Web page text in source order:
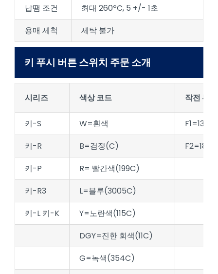
납땜 조건
최대 260ºC, 5 +/- 1초
용매 세척
세탁 불가
키 푸시 버튼 스위치 주문 소개
시리즈 색상 코드 작전 부대
키-S W=흰색
F1=130
키-R
B=검정(C)
F2=180
키-P
R= 빨간색(199C)
키-R3
L=블루(3005C)
키-L 키-K
Y=노란색(115C)
DGY=진한 회색(11C)
G=녹색(354C)